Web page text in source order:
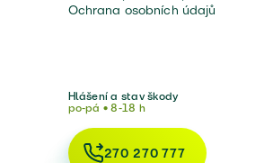
Ochrana osobních údajů
Hlášení a stav škody
po-pá • 8-18 h
270 270 777